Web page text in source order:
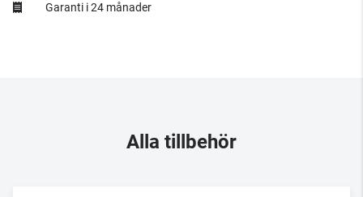
Garanti i 24 månader
Alla tillbehör